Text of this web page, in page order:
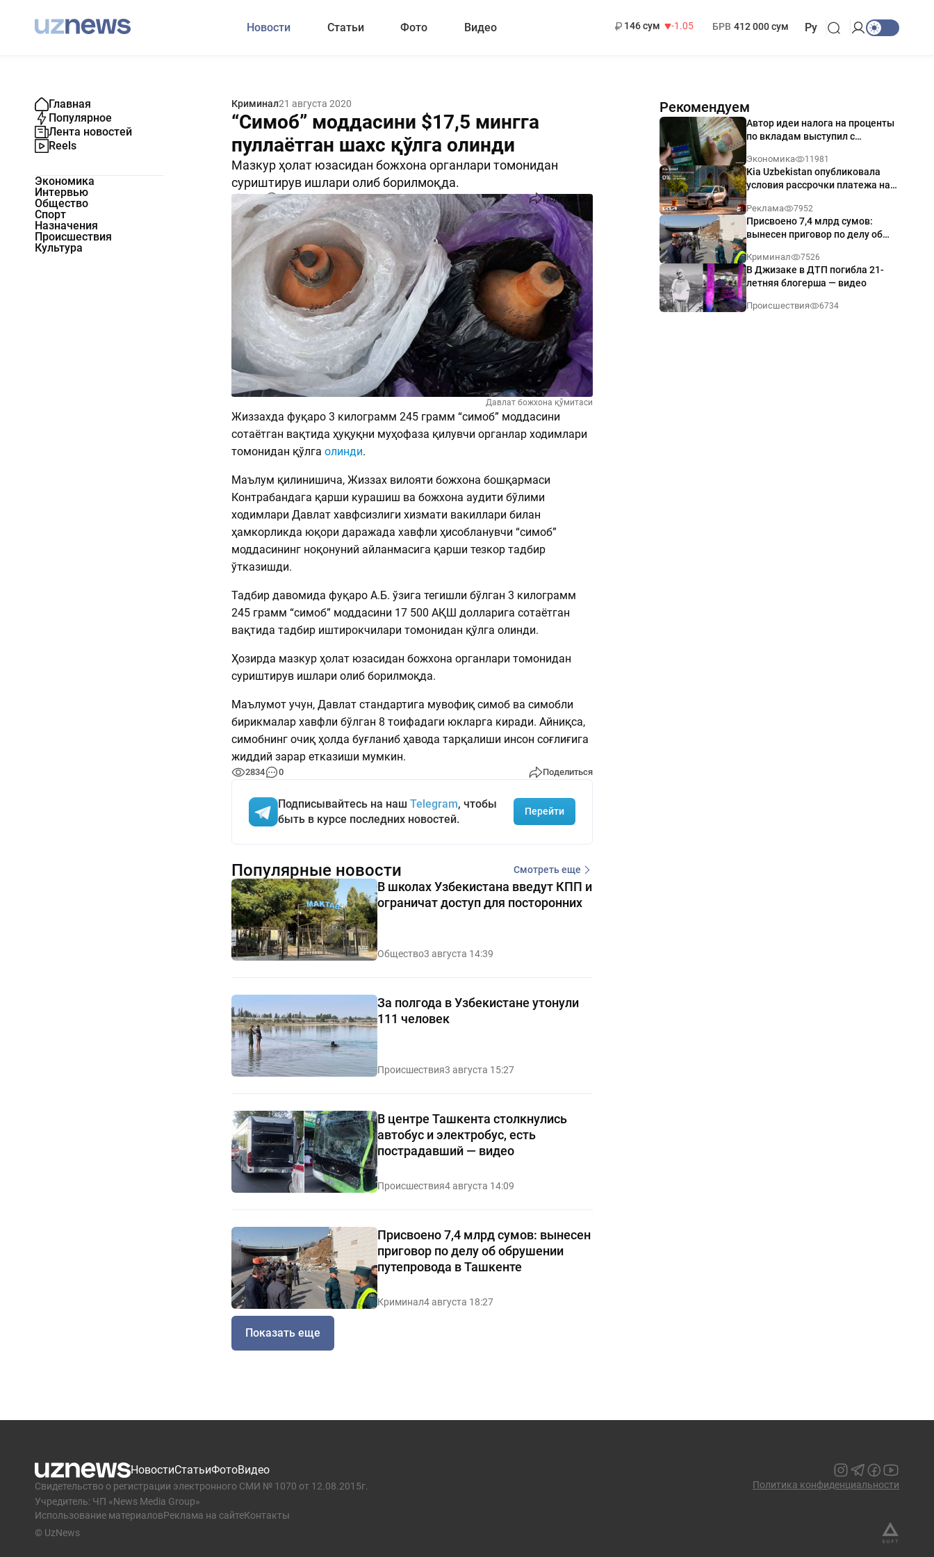
Новости Статьи Фото Видео
146 сум
-1.05
БРВ 412 000 сум Ру
Главная
Популярное
Лента новостей
Reels
Экономика
Интервью
Общество
Спорт
Назначения
Происшествия
Культура
Криминал21 августа 2020
“Симоб” моддасини $17,5 мингга
пуллаётган шахс қўлга олинди
Мазкур ҳолат юзасидан божхона органлари томонидан
суриштирув ишлари олиб борилмоқда.
2834 0 Поделиться
Давлат божхона қўмитаси
Жиззахда фуқаро 3 килограмм 245 грамм “симоб” моддасини
сотаётган вақтида ҳуқуқни муҳофаза қилувчи органлар ходимлари
томонидан қўлга олинди.
Маълум қилинишича, Жиззах вилояти божхона бошқармаси
Контрабандага қарши курашиш ва божхона аудити бўлими
ходимлари Давлат хавфсизлиги хизмати вакиллари билан
ҳамкорликда юқори даражада хавфли ҳисобланувчи “симоб”
моддасининг ноқонуний айланмасига қарши тезкор тадбир
ўтказишди.
Тадбир давомида фуқаро А.Б. ўзига тегишли бўлган 3 килограмм
245 грамм “симоб” моддасини 17 500 АҚШ долларига сотаётган
вақтида тадбир иштирокчилари томонидан қўлга олинди.
Ҳозирда мазкур ҳолат юзасидан божхона органлари томонидан
суриштирув ишлари олиб борилмоқда.
Маълумот учун, Давлат стандартига мувофиқ симоб ва симобли
бирикмалар хавфли бўлган 8 тоифадаги юкларга киради. Айниқса,
симобнинг очиқ ҳолда буғланиб ҳавода тарқалиши инсон соғлиғига
жиддий зарар етказиши мумкин.
2834 0 Поделиться
Подписывайтесь на наш Telegram, чтобы
быть в курсе последних новостей.
Перейти
Рекомендуем
Автор идеи налога на проценты
по вкладам выступил с
Экономика 11981
Kia Uzbekistan опубликовала
условия рассрочки платежа на
годовых
Реклама 7952
Присвоено 7,4 млрд сумов:
вынесен приговор по делу об
Ташкенте
Криминал 7526
В Джизаке в ДТП погибла 21-
летняя блогерша — видео
Происшествия 6734
Популярные новости Смотреть еще
В школах Узбекистана введут КПП и
ограничат доступ для посторонних
Общество3 августа 14:39
За полгода в Узбекистане утонули
111 человек
Происшествия3 августа 15:27
В центре Ташкента столкнулись
автобус и электробус, есть
пострадавший — видео
Происшествия4 августа 14:09
Присвоено 7,4 млрд сумов: вынесен
приговор по делу об обрушении
путепровода в Ташкенте
Криминал4 августа 18:27
Показать еще
НовостиСтатьиФотоВидео
Свидетельство о регистрации электронного СМИ № 1070 от 12.08.2015г.
Учредитель: ЧП «News Media Group»
Использование материаловРеклама на сайтеКонтакты
Политика конфиденциальности
© UzNews